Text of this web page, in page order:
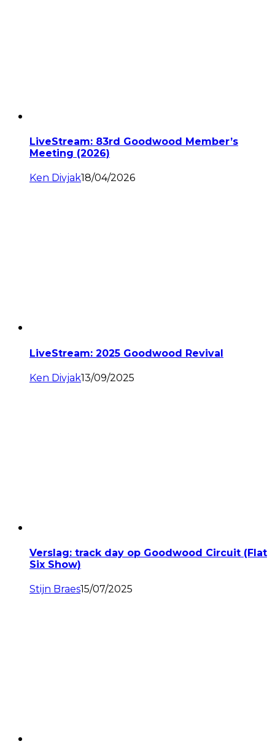
LiveStream: 83rd Goodwood Member’s
Meeting (2026)
Ken Divjak18/04/2026
LiveStream: 2025 Goodwood Revival
Ken Divjak13/09/2025
Verslag: track day op Goodwood Circuit (Flat
Six Show)
Stijn Braes15/07/2025